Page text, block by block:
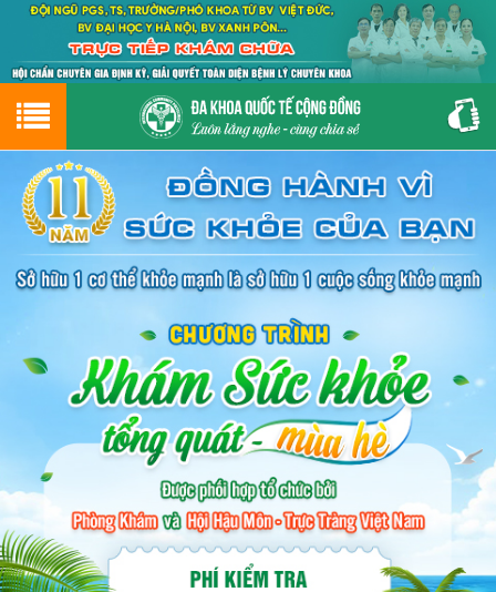
Hotline0243.9656.999tư vấn miễn phí
GIỚI THIỆU
GIỚI THIỆU VỀ PHÒNG KHÁM
CƠ SỞ VẬT CHẤT
ĐẶT HẸN LỊCH KHÁM
ĐƯỜNG TỚI PHÒNG KHÁM
PHỤ KHOA
BỆNH HẬU MÔN
BỆNH XÃ HỘI